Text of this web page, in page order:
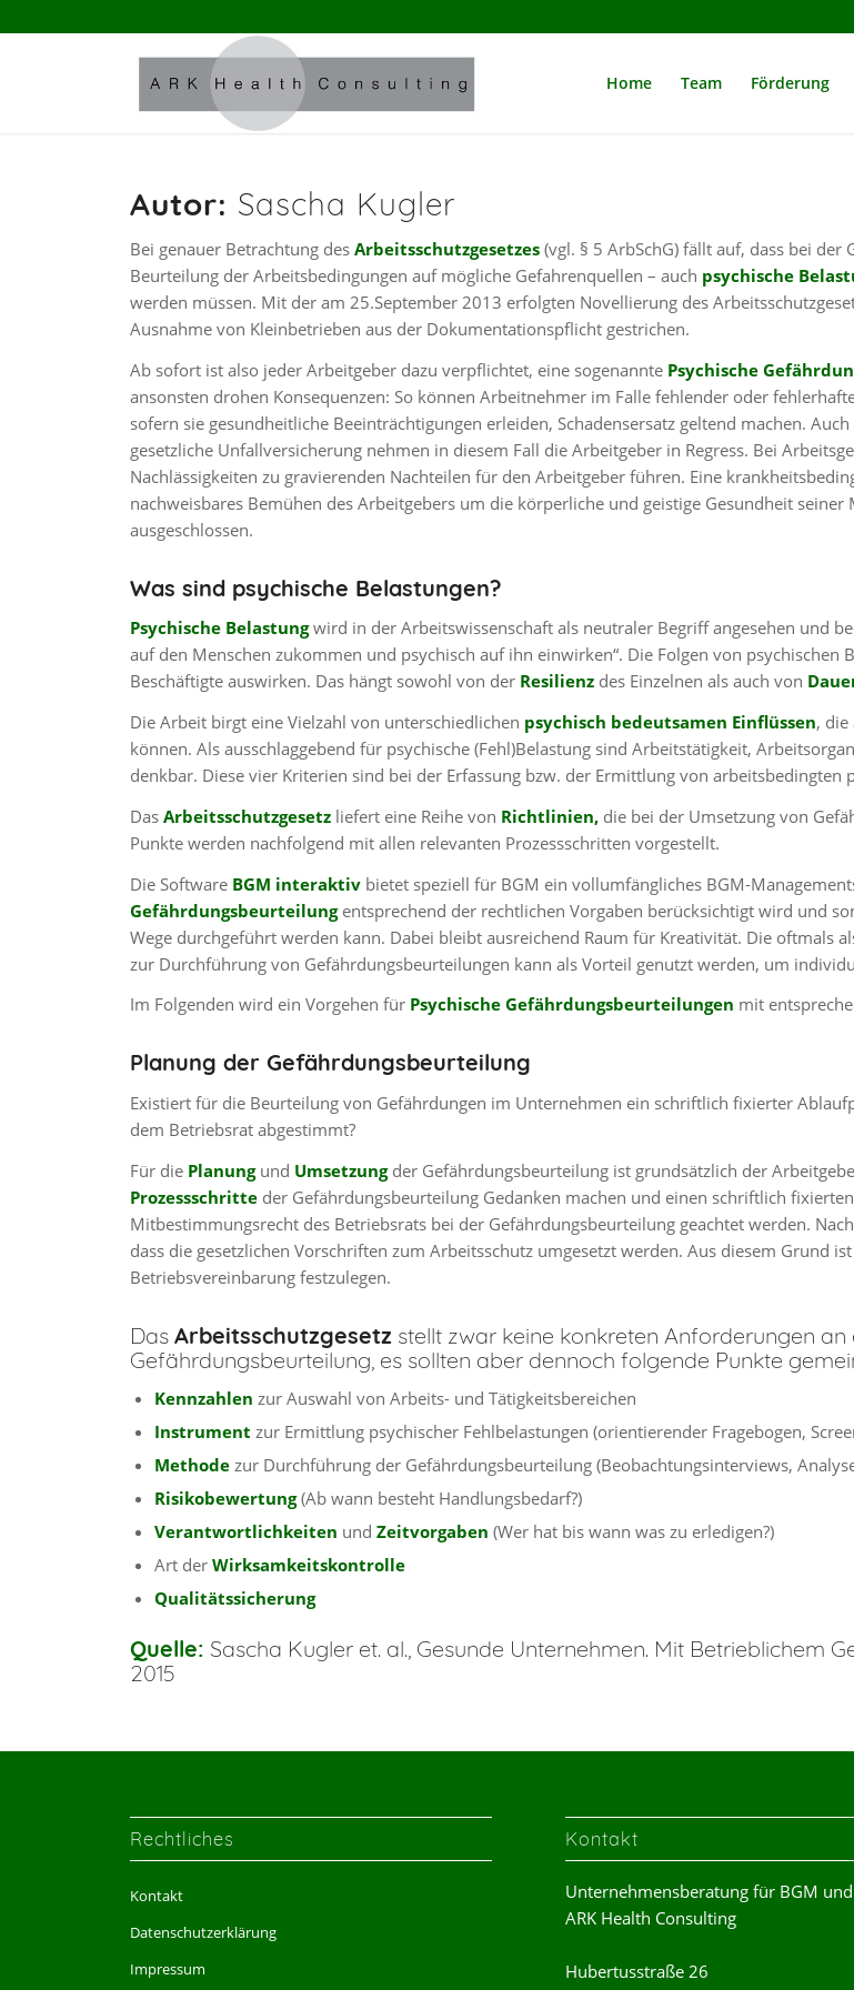
Home Team Förderung
Autor: Sascha Kugler
Bei genauer Betrachtung desArbeitsschutzgesetzes (vgl. § 5 ArbSchG) fällt auf, dass bei
Beurteilung der Arbeitsbedingungen auf mögliche Gefahrenquellen – auch psychische
werden müssen. Mit der am 25.September 2013 erfolgten Novellierung des
Ausnahme von Kleinbetrieben aus der Dokumentationspflicht gestrichen.
Ab sofort ist also jeder Arbeitgeber dazu verpflichtet, eine sogenannte Psychische
ansonsten drohen Konsequenzen: So können Arbeitnehmer im Falle fehlender oder
sofern sie gesundheitliche Beeinträchtigungen erleiden, Schadensersatz geltend machen.
gesetzliche Unfallversicherung nehmen in diesem Fall die Arbeitgeber in Regress. Bei
Nachlässigkeiten zu gravierenden Nachteilen für den Arbeitgeber führen. Eine
nachweisbares Bemühen des Arbeitgebers um die körperliche und geistige Gesundheit
ausgeschlossen.
Was sind psychische Belastungen?
Psychische Belastungwird in der Arbeitswissenschaft als neutraler Begriff angesehen und
auf den Menschen zukommen und psychisch auf ihn einwirken“. Die Folgen von
Beschäftigte auswirken. Das hängt sowohl von der Resilienz des Einzelnen als auch von
Die Arbeit birgt eine Vielzahl von unterschiedlichen psychisch bedeutsamen Einflüssen, die
können. Als ausschlaggebend für psychische (Fehl)Belastung sind Arbeitstätigkeit,
denkbar. Diese vier Kriterien sind bei der Erfassung bzw. der Ermittlung von arbeitsbedingten
DasArbeitsschutzgesetz liefert eine Reihe von Richtlinien, die bei der Umsetzung von
Punkte werden nachfolgend mit allen relevanten Prozessschritten vorgestellt.
Die Software BGM interaktiv bietet speziell für BGM ein vollumfängliches BGM-
Gefährdungsbeurteilungentsprechend der rechtlichen Vorgaben berücksichtigt wird und
Wege durchgeführt werden kann. Dabei bleibt ausreichend Raum für Kreativität. Die oftmals
zur Durchführung von Gefährdungsbeurteilungen kann als Vorteil genutzt werden, um
Im Folgenden wird ein Vorgehen für Psychische Gefährdungsbeurteilungen mit
Planung der Gefährdungsbeurteilung
Existiert für die Beurteilung von Gefährdungen im Unternehmen ein schriftlich fixierter
dem Betriebsrat abgestimmt?
Für die Planungund Umsetzungder Gefährdungsbeurteilung ist grundsätzlich der
Prozessschritte der Gefährdungsbeurteilung Gedanken machen und einen schriftlich
Mitbestimmungsrecht des Betriebsrats bei der Gefährdungsbeurteilung geachtet werden.
dass die gesetzlichen Vorschriften zum Arbeitsschutz umgesetzt werden. Aus diesem Grund
Betriebsvereinbarung festzulegen.
DasArbeitsschutzgesetz stellt zwar keine konkreten Anforderungen
Gefährdungsbeurteilung, es sollten aber dennoch folgende Punkte
Kennzahlen zur Auswahl von Arbeits- und Tätigkeitsbereichen
Instrument zur Ermittlung psychischer Fehlbelastungen (orientierender Fragebogen,
Methode zur Durchführung der Gefährdungsbeurteilung (Beobachtungsinterviews,
Risikobewertung(Ab wann besteht Handlungsbedarf?)
Verantwortlichkeiten undZeitvorgaben (Wer hat bis wann was zu erledigen?)
Art derWirksamkeitskontrolle
Qualitätssicherung
Quelle:Sascha Kugler et. al., Gesunde Unternehmen. Mit Betrieblichem
2015
Rechtliches
Kontakt
Datenschutzerklärung
Impressum
Kontakt
Unternehmensberatung für BGM und
ARK Health Consulting
Hubertusstraße 26